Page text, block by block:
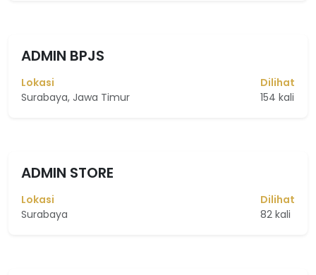
ADMIN BPJS
Lokasi
Surabaya, Jawa Timur
Dilihat
154 kali
ADMIN STORE
Lokasi
Surabaya
Dilihat
82 kali